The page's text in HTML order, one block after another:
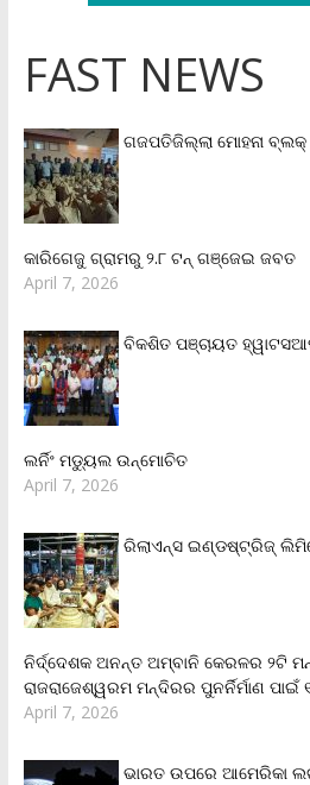
FAST NEWS
ଗଜପତିଜିଲ୍ଲା ମୋହନା ବ୍ଲକ୍‌
କାରିଗେଜୁ ଗ୍ରାମରୁ ୨.୮ ଟନ୍ ଗଞ୍ଜେଇ ଜବତ
April 7, 2026
ବିକଶିତ ପଞ୍ଚାୟତ
ଲର୍ନିଂ ମଡ୍ୟୁଲ ଉନ୍ମୋଚିତ
April 7, 2026
ରିଲାଏନ୍‌ସ ଇଣ୍ଡଷ୍ଟ୍ରିଜ୍
ନିର୍ଦ୍ଦେଶକ ଅନନ୍ତ ଅମ୍ବାନି କେରଳର ୨ଟି
ରାଜରାଜେଶ୍ୱରମ ମନ୍ଦିରର ପୁନର୍ନିର୍ମାଣ ପାଇଁ
April 7, 2026
ଭାରତ ଉପରେ ଆମେରିକା